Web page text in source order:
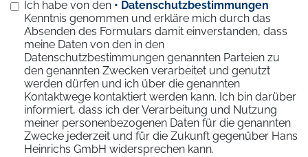
Ich habe von den • Datenschutzbestimmungen
Kenntnis genommen und erkläre mich durch das
Absenden des Formulars damit einverstanden, dass
meine Daten von den in den
Datenschutzbestimmungen genannten Parteien zu
den genannten Zwecken verarbeitet und genutzt
werden dürfen und ich über die genannten
Kontaktwege kontaktiert werden kann. Ich bin darüber
informiert, dass ich der Verarbeitung und Nutzung
meiner personenbezogenen Daten für die genannten
Zwecke jederzeit und für die Zukunft gegenüber Hans
Heinrichs GmbH widersprechen kann.